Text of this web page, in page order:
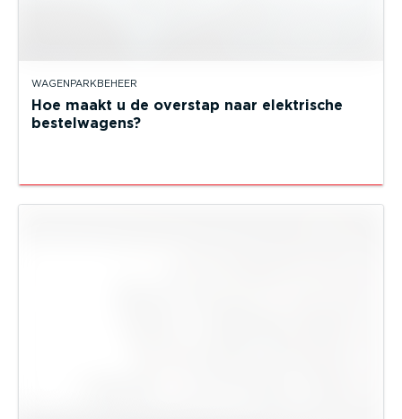
WAGENPARKBEHEER
Hoe maakt u de overstap naar elektrische
bestelwagens?